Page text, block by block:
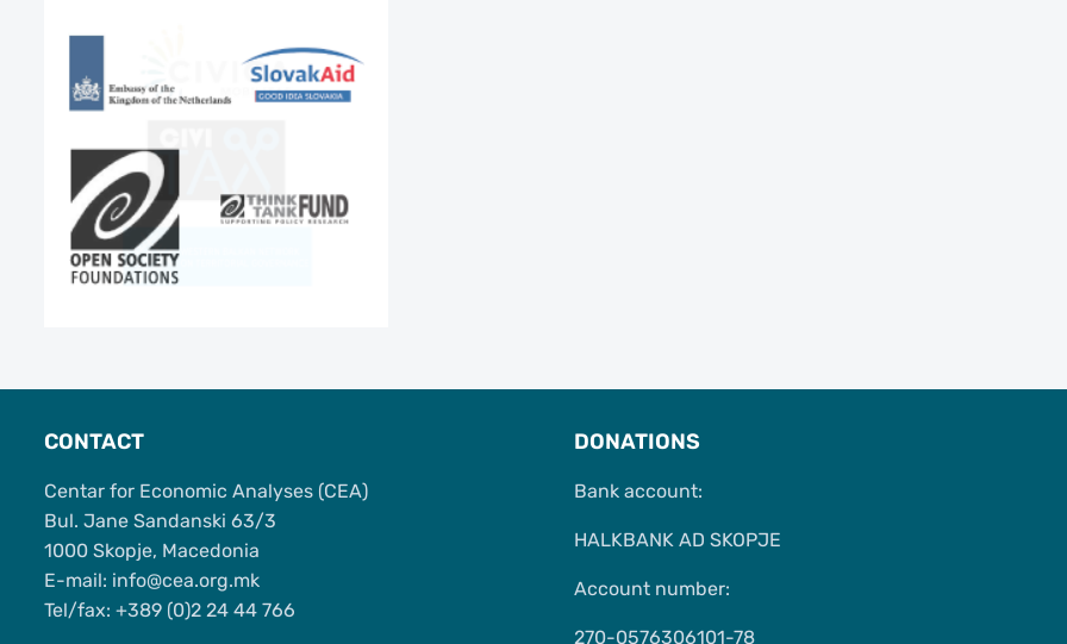
CONTACT
Centar for Economic Analyses (CEA)
Bul. Jane Sandanski 63/3
1000 Skopje, Macedonia
Е-mail: info@cea.org.mk
Tel/fax: +389 (0)2 24 44 766
DONATIONS
Bank account:
HALKBANK AD SKOPJE
Account number:
270-0576306101-78